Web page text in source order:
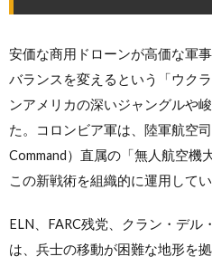
安価な商用ドローンが高価な軍
バランスを変えるという「ウク
ンアメリカの深いジャングルや
た。コロンビア軍は、陸軍航空
Command）直属の「無人航空機
この新戦術を組織的に運用してい
ELN、FARC残党、クラン・デル
は、兵士の移動が困難な地形を